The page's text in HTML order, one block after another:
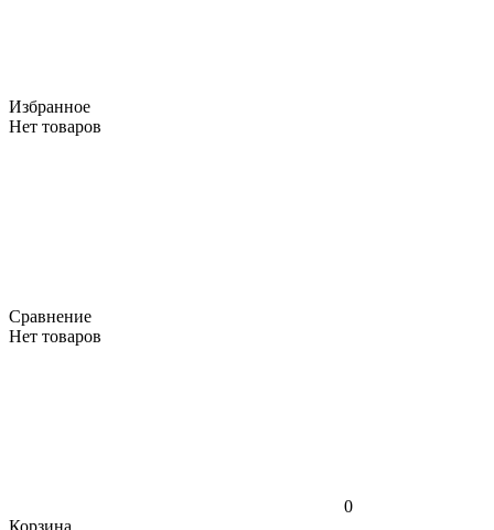
Избранное
Нет товаров
Сравнение
Нет товаров
0